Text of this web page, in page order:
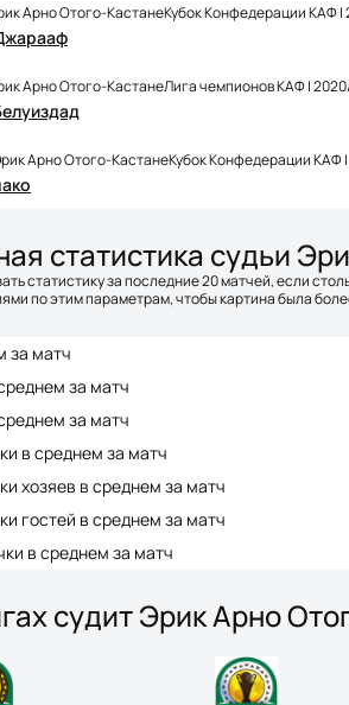
Арно Отого-КастанеКубок Конфедерации КАФ |
Арно Отого-КастанеЛига чемпионов КАФ |
Арно Отого-КастанеКубок Конфедерации КАФ
статистика судьи
статистику за последние 20 матчей, если
по этим параметрам, чтобы картина была
за матч
за матч
за матч
в среднем за матч
хозяев в среднем за матч
гостей в среднем за матч
в среднем за матч
судит Эрик Арно